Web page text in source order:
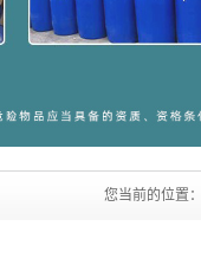
您当前的位置：